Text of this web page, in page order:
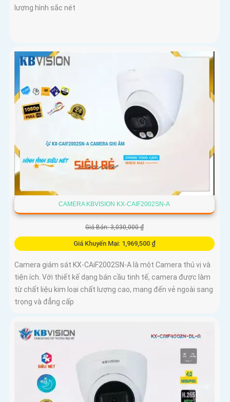
lượng hình sắc nét
CAMERA KBVISION KX-CAIF2002SN-A
Giá Bán: 3,030,000 ₫
Giá Khuyến Mại: 1,969,500 ₫
Camera giám sát KX-CAiF2002SN-A là một Camera thú vị và
tiện ích. Với thiết kế dạng bán cầu tinh tế, camera được làm
từ chất liệu kim loại chất lượng cao, mang đến vẻ ngoài sang
trọng và đẳng cấp